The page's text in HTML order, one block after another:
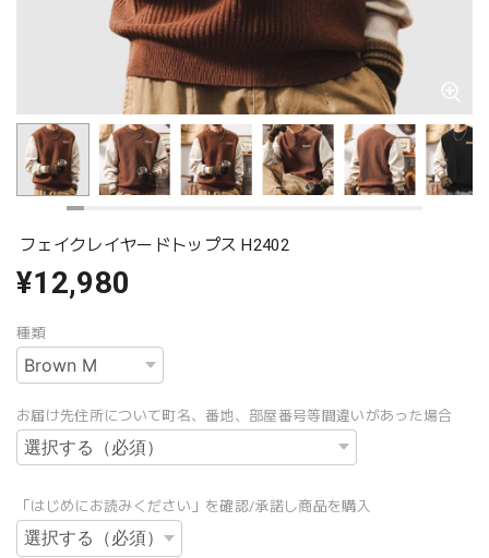
フェイクレイヤードトップス H2402
¥12,980
種類
お届け先住所について町名、番地、部屋番号等間違いがあった場合
「はじめにお読みください」を確認/承諾し商品を購入